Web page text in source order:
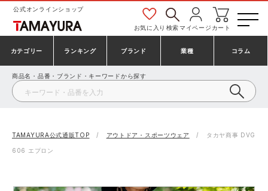
公式オンラインショップ
お気に入り 検索マイページ カート
カテゴリー
安全靴・作業靴
ランキング
安全靴ランキング
安全靴スニーカーランキング
ブランド
アシックス
プーマ コンバース（CONVERSE）
業種
建設・建築作業服
製造・工場作業服
コラム
商品名・品番・ブランド・キーワードから探す
TAMAYURA公式通販TOP アウトドア・スポーツウェア タカヤ商事 DVG
606 エプロン